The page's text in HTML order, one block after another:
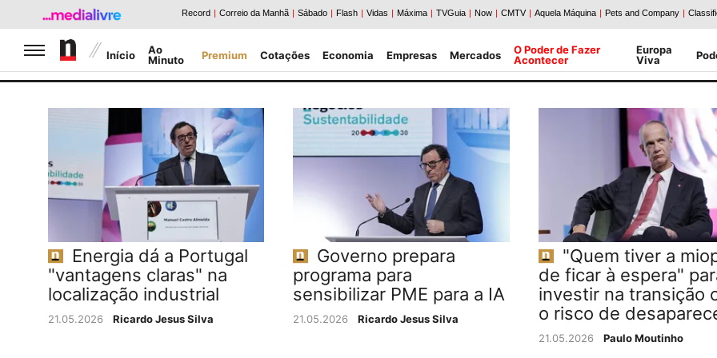
Jornal de Negócios
Início
Ao
Minuto
Premium Cotações Economia Empresas Mercados
O Poder de Fazer
Acontecer
Europa
Viva
Energia dá a Portugal
"vantagens claras" na
localização industrial
21.05.2026 Ricardo Jesus Silva
Governo prepara
programa para
sensibilizar PME para a IA
21.05.2026 Ricardo Jesus Silva
"Quem tiver a
de ficar à espera"
investir na transição
o risco de
21.05.2026 Paulo Moutinho